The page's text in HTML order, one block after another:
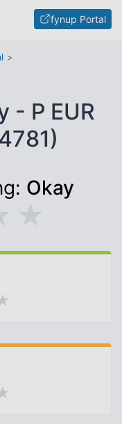
fynup Portal
- P EUR
Okay